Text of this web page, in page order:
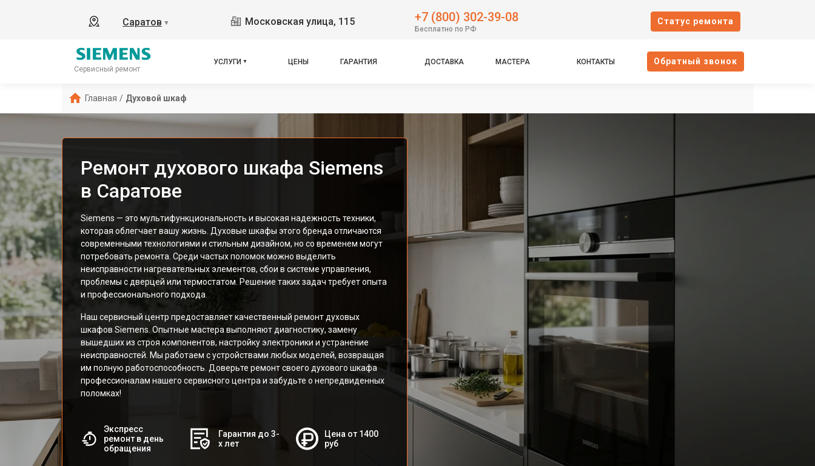
Саратов ▼ Московская улица, 115 +7 (800) 302-39-08
Бесплатно по РФ
Cтатус ремонта
Сервисный ремонт
УСЛУГИ ЦЕНЫ ГАРАНТИЯ ДОСТАВКА МАСТЕРА КОНТАКТЫ Oбратный звонок
Главная / Духовой шкаф
Ремонт духового шкафа Siemens
в Саратове
Siemens — это мультифункциональность и высокая надежность техники,
которая облегчает вашу жизнь. Духовые шкафы этого бренда отличаются
современными технологиями и стильным дизайном, но со временем могут
потребовать ремонта. Среди частых поломок можно выделить
неисправности нагревательных элементов, сбои в системе управления,
проблемы с дверцей или термостатом. Решение таких задач требует опыта
и профессионального подхода.
Наш сервисный центр предоставляет качественный ремонт духовых
шкафов Siemens. Опытные мастера выполняют диагностику, замену
вышедших из строя компонентов, настройку электроники и устранение
неисправностей. Мы работаем с устройствами любых моделей, возвращая
им полную работоспособность. Доверьте ремонт своего духового шкафа
профессионалам нашего сервисного центра и забудьте о непредвиденных
поломках!
Экспресс
ремонт в день
обращения
Гарантия до 3-
х лет
Цена от 1400
руб